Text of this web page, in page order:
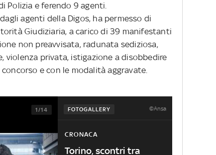
Polizia e ferendo 9 agenti.
agenti della Digos, ha permesso di
Giudiziaria, a carico di 39 manifestanti
non preavvisata, radunata sediziosa,
violenza privata, istigazione a disobbedire
e con le modalità aggravate.
FOTOGALLERY ©Ansa
1/14
CRONACA
Torino, scontri tra